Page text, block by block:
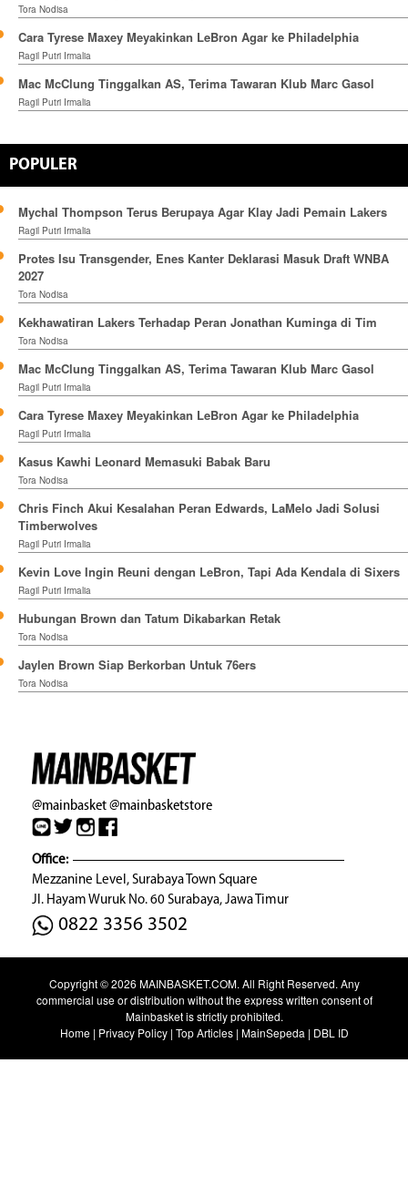
Tora Nodisa
Cara Tyrese Maxey Meyakinkan LeBron Agar ke Philadelphia
Ragil Putri Irmalia
Mac McClung Tinggalkan AS, Terima Tawaran Klub Marc Gasol
Ragil Putri Irmalia
POPULER
Mychal Thompson Terus Berupaya Agar Klay Jadi Pemain Lakers
Ragil Putri Irmalia
Protes Isu Transgender, Enes Kanter Deklarasi Masuk Draft WNBA
2027
Tora Nodisa
Kekhawatiran Lakers Terhadap Peran Jonathan Kuminga di Tim
Tora Nodisa
Mac McClung Tinggalkan AS, Terima Tawaran Klub Marc Gasol
Ragil Putri Irmalia
Cara Tyrese Maxey Meyakinkan LeBron Agar ke Philadelphia
Ragil Putri Irmalia
Kasus Kawhi Leonard Memasuki Babak Baru
Tora Nodisa
Chris Finch Akui Kesalahan Peran Edwards, LaMelo Jadi Solusi
Timberwolves
Ragil Putri Irmalia
Kevin Love Ingin Reuni dengan LeBron, Tapi Ada Kendala di Sixers
Ragil Putri Irmalia
Hubungan Brown dan Tatum Dikabarkan Retak
Tora Nodisa
Jaylen Brown Siap Berkorban Untuk 76ers
Tora Nodisa
@mainbasket@mainbasketstore
Office:
Mezzanine Level, Surabaya Town Square
Jl. Hayam Wuruk No. 60 Surabaya, Jawa Timur
0822 3356 3502
Copyright © 2026 MAINBASKET.COM. All Right Reserved. Any
commercial use or distribution without the express written consent of
Mainbasket is strictly prohibited.
Home| Privacy Policy| Top Articles| MainSepeda | DBL ID